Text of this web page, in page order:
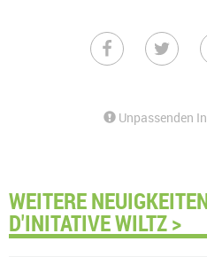
Unpassenden
WEITERE
D'INITATIVE WILTZ >